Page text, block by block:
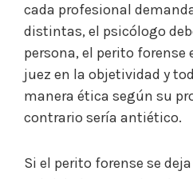
cada profesional
distintas, el psicólogo
persona, el perito forense
juez en la objetividad y
manera ética según su
contrario sería antiético.
Si el perito forense se